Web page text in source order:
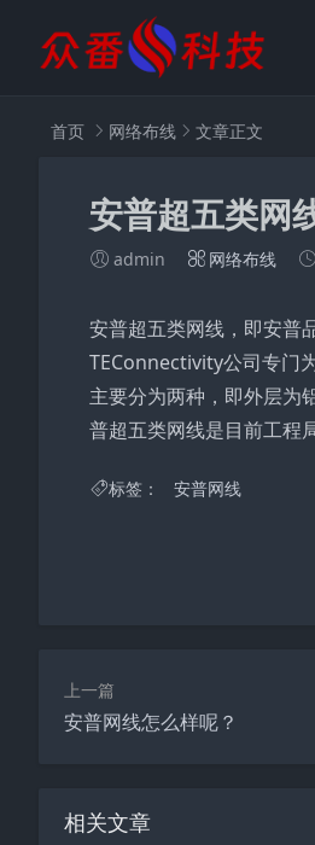
首页 网络布线 文章正文
安普超五类网
admin 网络布线
安普超五类网线，即安普
TEConnectivity公司专门
主要分为两种，即外层为
普超五类网线是目前工程
标签： 安普网线
上一篇
安普网线怎么样呢？
相关文章